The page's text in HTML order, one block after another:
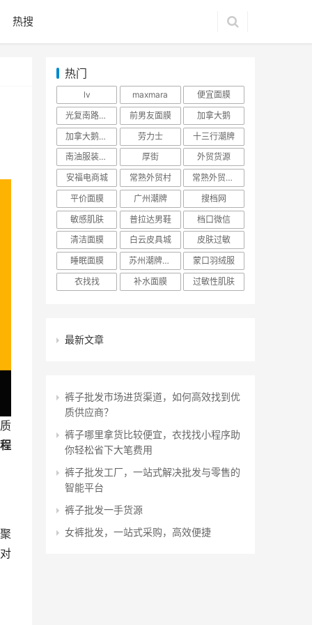
热搜
热门
lv maxmara
便宜面膜
光复南路潮牌
前男友面膜
加拿大鹅
加拿大鹅羽绒服
劳力士
十三行潮牌
南油服装批发市场
厚街
外贸货源
安福电商城
常熟外贸村
常熟外贸村货源
平价面膜
广州潮牌
搜档网
敏感肌肤
普拉达男鞋
档口微信
清洁面膜
白云皮具城
皮肤过敏
睡眠面膜
苏州潮牌货源
蒙口羽绒服
衣找找
补水面膜 过敏性肌肤
最新文章
裤子批发市场进货渠道，如何高效找到优
质供应商？
裤子哪里拿货比较便宜，衣找找小程序助
你轻松省下大笔费用
裤子批发工厂，一站式解决批发与零售的
智能平台
裤子批发一手货源
女裤批发，一站式采购，高效便捷